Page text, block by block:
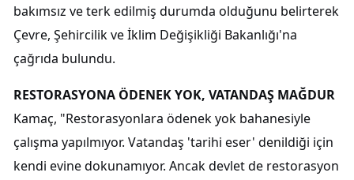
bakımsız ve terk edilmiş durumda olduğunu belirterek
Çevre, Şehircilik ve İklim Değişikliği Bakanlığı'na
çağrıda bulundu.
RESTORASYONA ÖDENEK YOK, VATANDAŞ MAĞDUR
Kamaç, "Restorasyonlara ödenek yok bahanesiyle
çalışma yapılmıyor. Vatandaş 'tarihi eser' denildiği için
kendi evine dokunamıyor. Ancak devlet de restorasyon